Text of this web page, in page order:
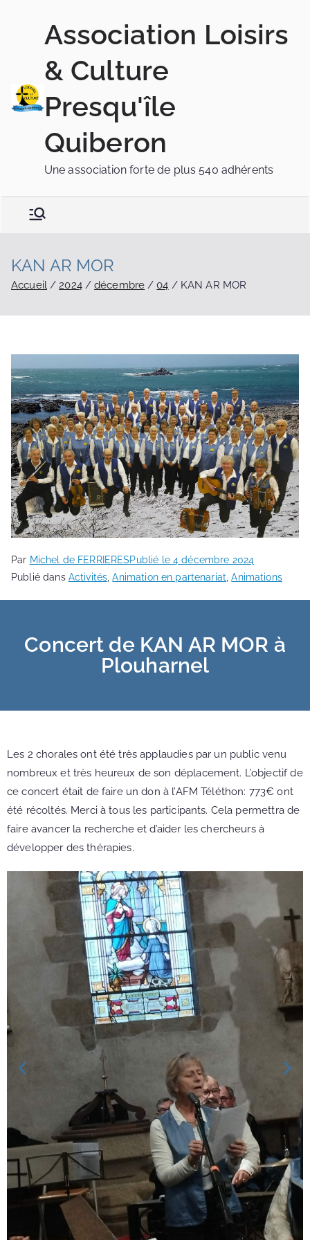
Association Loisirs
& Culture
Presqu'île
Quiberon
Une association forte de plus 540 adhérents
KAN AR MOR
Accueil 2024 décembre 04 KAN AR MOR
Par Michel de FERRIERESPublié le 4 décembre 2024
Publié dans Activités ,Animation en partenariat ,Animations
Concert de KAN AR MOR à
Plouharnel
Les 2 chorales ont été très applaudies par un public venu
nombreux et très heureux de son déplacement. L’objectif de
ce concert était de faire un don à l’AFM Téléthon: 773€ ont
été récoltés. Merci à tous les participants. Cela permettra de
faire avancer la recherche et d’aider les chercheurs à
développer des thérapies.